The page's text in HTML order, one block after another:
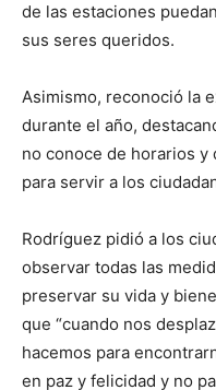
de las estaciones
sus seres queridos.
Asimismo, reconoció la
durante el año,
no conoce de horarios
para servir a los
Rodríguez pidió a los
observar todas las
preservar su vida y
que “cuando nos
hacemos para
en paz y felicidad y no